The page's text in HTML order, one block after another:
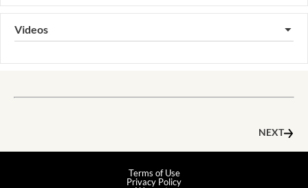
Videos ▼
NEXT
Terms of Use
Privacy Policy